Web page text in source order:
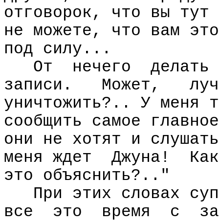
отговорок, что вы
не можете, что вам это
под силу...
От
нечего
делать
записи.
Может,
уничтожить?.. У меня
сообщить самое
они не хотят и
меня ждет
Джуна!
Как
это объяснить?.."
При этих словах
все
это время с